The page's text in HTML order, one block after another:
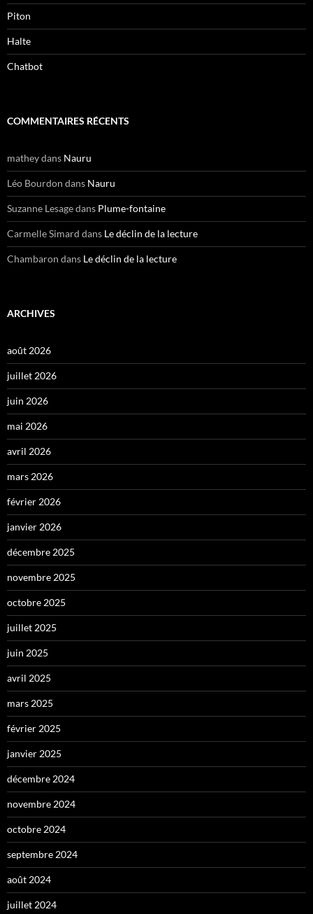
Piton
Halte
Chatbot
COMMENTAIRES RÉCENTS
matheydans Nauru
Léo Bourdon dans Nauru
Suzanne Lesagedans Plume-fontaine
Carmelle Simard dans Le déclin de la lecture
Chambaron dans Le déclin de la lecture
ARCHIVES
août 2026
juillet 2026
juin 2026
mai 2026
avril 2026
mars 2026
février 2026
janvier 2026
décembre 2025
novembre 2025
octobre 2025
juillet 2025
juin 2025
avril 2025
mars 2025
février 2025
janvier 2025
décembre 2024
novembre 2024
octobre 2024
septembre 2024
août 2024
juillet 2024